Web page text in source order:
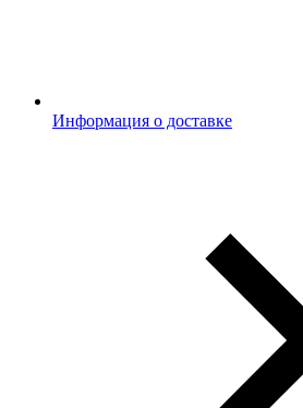
Информация о доставке